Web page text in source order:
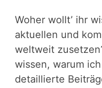
Woher wollt’ ihr
aktuellen und
weltweit
wissen, warum
detaillierte